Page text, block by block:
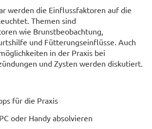
werden die Einflussfaktoren auf die
Themen sind
wie Brunstbeobachtung,
und Fütterungseinflüsse. Auch
in der Praxis bei
und Zysten werden diskutiert.
für die Praxis
oder Handy absolvieren